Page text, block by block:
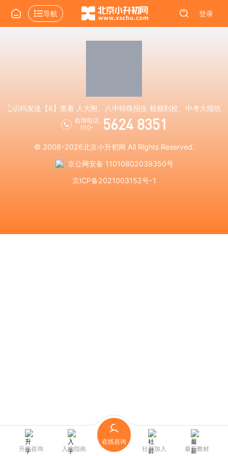
导航 登录
👆识码发送【6】查看 人大附、八中特殊招生 校额到校、中考大报纸
咨询电话:
010-
5624 8351
© 2008-2026北京小升初网 All Rights Reserved.
京公网安备 11010802039350号
京ICP备2021003152号-1
升学咨询 入学指南
在线咨询
社群加入
最新教材